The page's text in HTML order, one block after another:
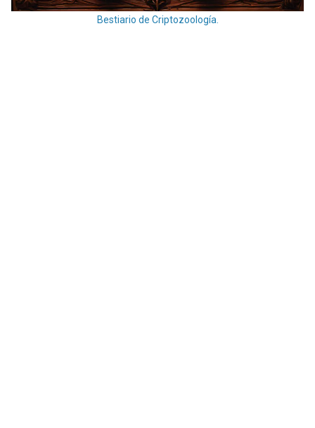
Bestiario de Criptozoología.